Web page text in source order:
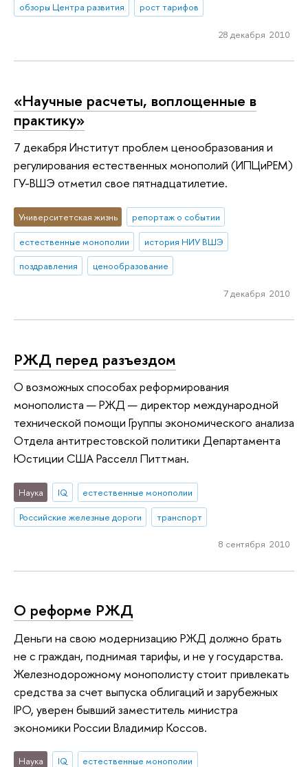
обзоры Центра развития
рост тарифов
28 декабря 2010
«Научные расчеты, воплощенные в
практику»
7 декабря Институт проблем ценообразования и
регулирования естественных монополий (ИПЦиРЕМ)
ГУ-ВШЭ отметил свое пятнадцатилетие.
Университетская жизнь
репортаж о событии
естественные монополии
история НИУ ВШЭ
поздравления
ценообразование
7 декабря 2010
РЖД перед разъездом
О возможных способах реформирования
монополиста — РЖД — директор международной
технической помощи Группы экономического анализа
Отдела антитрестовской политики Департамента
Юстиции США Расселл Питтман.
Наука IQ
естественные монополии
Российские железные дороги
транспорт
8 сентября 2010
О реформе РЖД
Деньги на свою модернизацию РЖД должно брать
не с граждан, поднимая тарифы, и не у государства.
Железнодорожному монополисту стоит привлекать
средства за счет выпуска облигаций и зарубежных
IPO, уверен бывший заместитель министра
экономики России Владимир Коссов.
Наука IQ естественные монополии